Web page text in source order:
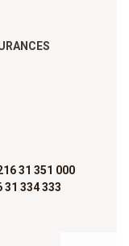
31 351 000
334 333